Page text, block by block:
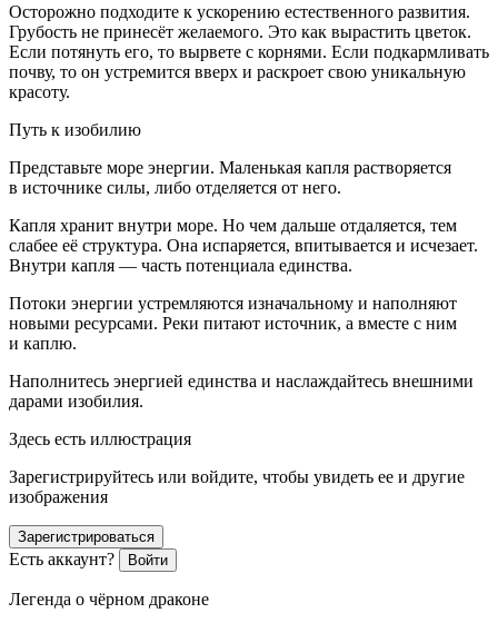
Осторожно подходите к ускорению естественного развития.
Грубость не принесёт желаемого. Это как вырастить цветок.
Если потянуть его, то вырвете с корнями. Если подкармливать
почву, то он устремится вверх и раскроет свою уникальную
красоту.
Путь к изобилию
Представьте море энергии. Маленькая капля растворяется
в источнике силы, либо отделяется от него.
Капля хранит внутри море. Но чем дальше отдаляется, тем
слабее её структура. Она испаряется, впитывается и исчезает.
Внутри капля — часть потенциала единства.
Потоки энергии устремляются изначальному и наполняют
новыми ресурсами. Реки питают источник, а вместе с ним
и каплю.
Наполнитесь энергией единства и наслаждайтесь внешними
дарами изобилия.
Здесь есть иллюстрация
Зарегистрируйтесь или войдите, чтобы увидеть ее и другие
изображения
Зарегистрироваться
Есть аккаунт? Войти
Легенда о чёрном драконе